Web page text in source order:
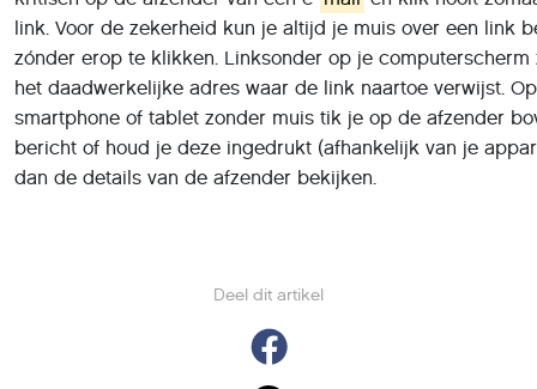
Deel dit artikel
link. Voor de zekerheid kun je altijd je muis over een link
zónder erop te klikken. Linksonder op je computerscherm
het daadwerkelijke adres waar de link naartoe verwijst.
smartphone of tablet zonder muis tik je op de afzender
bericht of houd je deze ingedrukt (afhankelijk van je
dan de details van de afzender bekijken.